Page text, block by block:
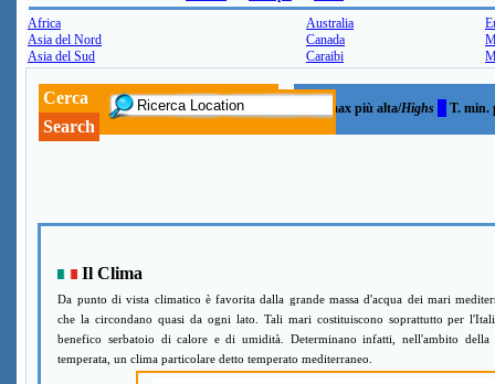
Africa
Asia del Nord
Asia del Sud
Australia
Canada
Caraibi
Cerca
Search
T. max più alta/Highs T. min.
Il Clima
Da punto di vista climatico è favorita dalla grande massa d'acqua dei mari
che la circondano quasi da ogni lato. Tali mari costituiscono soprattutto per
benefico serbatoio di calore e di umidità. Determinano infatti, nell'ambito della
temperata, un clima particolare detto temperato mediterraneo.